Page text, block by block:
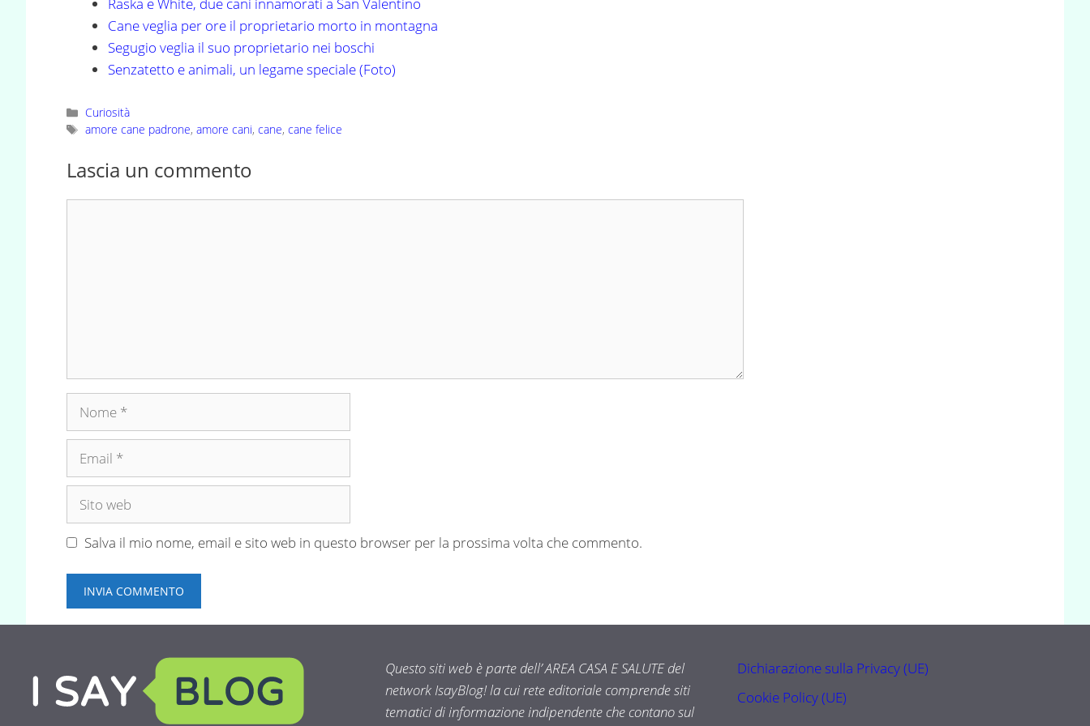
Raska e White, due cani innamorati a San Valentino
Cane veglia per ore il proprietario morto in montagna
Segugio veglia il suo proprietario nei boschi
Senzatetto e animali, un legame speciale (Foto)
Categorie
Curiosità
Tag
amore cane padrone,amore cani,cane,cane felice
Lascia un commento
Nome
Email
Sito
Salva il mio nome, email e sito web in questo browser per la prossima volta che commento.
Questo siti web è parte dell’ AREA CASA E SALUTE del
network IsayBlog! la cui rete editoriale comprende siti
tematici di informazione indipendente che contano sul
Dichiarazione sulla Privacy (UE)
Cookie Policy (UE)